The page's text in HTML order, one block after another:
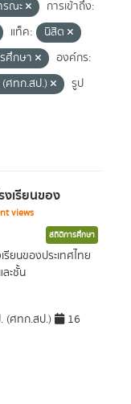
รณะ
การเข้าถึง:
แท็ค:
นิสิต
ศึกษา
องค์กร:
(ศทก.สป.)
รูป
เรียนของ
views
สถิติการศึกษา
ยนของประเทศไทย
ะชั้น
(ศทก.สป.)
16